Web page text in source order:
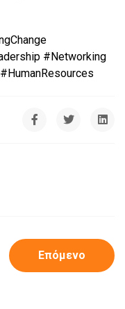
#Networking
Επόμενο